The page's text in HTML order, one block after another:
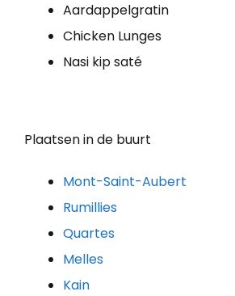
Aardappelgratin
Chicken Lunges
Nasi kip saté
Plaatsen in de buurt
Mont-Saint-Aubert
Rumillies
Quartes
Melles
Kain